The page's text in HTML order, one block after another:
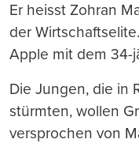
Er heisst Zohran
der
Apple mit dem 34-
Die Jungen, die in
stürmten, wollen
versprochen von